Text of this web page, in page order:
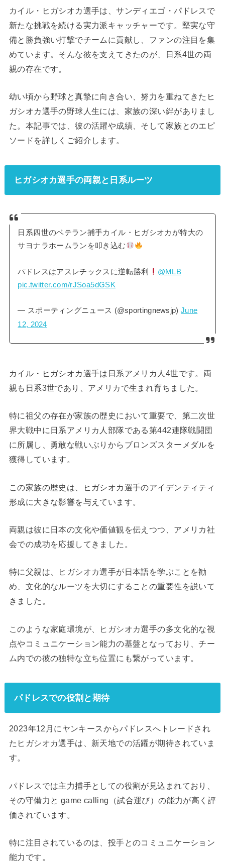
カイル・ヒガシオカ選手は、サンディエゴ・パドレスで
新たな挑戦を続ける実力派キャッチャーです。堅実な守
備と勝負強い打撃でチームに貢献し、ファンの注目を集
めています。そんな彼を支えてきたのが、日系4世の両
親の存在です。
幼い頃から野球と真摯に向き合い、努力を重ねてきたヒ
ガシオカ選手の野球人生には、家族の深い絆がありまし
た。本記事では、彼の活躍や成績、そして家族とのエピ
ソードを詳しくご紹介します。
ヒガシオカ選手の両親と日系ルーツ
日系四世のベテラン捕手カイル・ヒガシオカが特大の
サヨナラホームランを叩き込む
パドレスはアスレチックスに逆転勝利
@MLB
pic.twitter.com/rJSoa5dGSK
— スポーティングニュース (@sportingnewsjp) June
12, 2024
カイル・ヒガシオカ選手は日系アメリカ人4世です。両
親も日系3世であり、アメリカで生まれ育ちました。
特に祖父の存在が家族の歴史において重要で、第二次世
界大戦中に日系アメリカ人部隊である第442連隊戦闘団
に所属し、勇敢な戦いぶりからブロンズスターメダルを
獲得しています。
この家族の歴史は、ヒガシオカ選手のアイデンティティ
形成に大きな影響を与えています。
両親は彼に日本の文化や価値観を伝えつつ、アメリカ社
会での成功を応援してきました。
特に父親は、ヒガシオカ選手が日本語を学ぶことを勧
め、文化的なルーツを大切にすることの重要性を説いて
きました。
このような家庭環境が、ヒガシオカ選手の多文化的な視
点やコミュニケーション能力の基盤となっており、チー
ム内での彼の独特な立ち位置にも繋がっています。
パドレスでの役割と期待
2023年12月にヤンキースからパドレスへトレードされ
たヒガシオカ選手は、新天地での活躍が期待されていま
す。
パドレスでは主力捕手としての役割が見込まれており、
その守備力と game calling（試合運び）の能力が高く評
価されています。
特に注目されているのは、投手とのコミュニケーション
能力です。